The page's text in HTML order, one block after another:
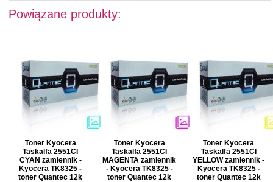
Powiązane produkty:
Toner Kyocera
Taskalfa 2551CI
CYAN zamiennik -
Kyocera TK8325 -
toner Quantec 12k
Toner Kyocera
Taskalfa 2551CI
MAGENTA zamiennik
- Kyocera TK8325 -
toner Quantec 12k
Toner Kyocera
Taskalfa 2551CI
YELLOW zamiennik -
Kyocera TK8325 -
toner Quantec 12k